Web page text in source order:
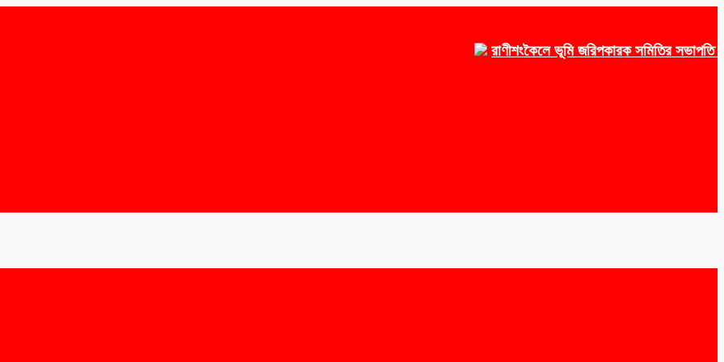
রাণীশংকৈলে ভূমি জরিপকারক সমিতির সভাপতি